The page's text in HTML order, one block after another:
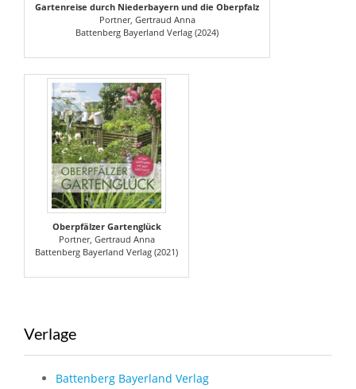
Gartenreise durch Niederbayern und die Oberpfalz
Portner, Gertraud Anna
Battenberg Bayerland Verlag (2024)
Oberpfälzer Gartenglück
Portner, Gertraud Anna
Battenberg Bayerland Verlag (2021)
Verlage
Battenberg Bayerland Verlag